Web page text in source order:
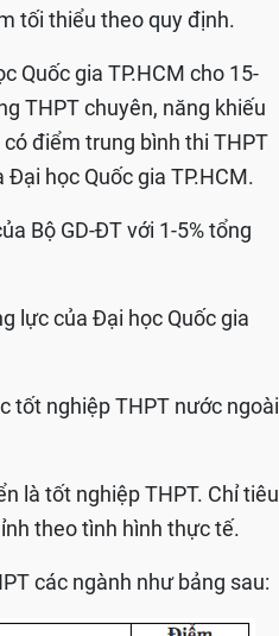
tối thiểu theo quy định.
Quốc gia TP.HCM cho 15-
THPT chuyên, năng khiếu
điểm trung bình thi THPT
học Quốc gia TP.HCM.
Bộ GD-ĐT với 1-5% tổng
lực của Đại học Quốc gia
tốt nghiệp THPT nước ngoài
là tốt nghiệp THPT. Chỉ tiêu
theo tình hình thực tế.
các ngành như bảng sau: